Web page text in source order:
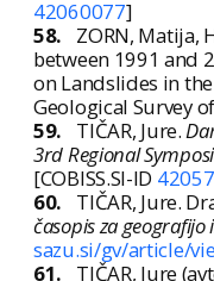
42060077]
58.
ZORN, Matija,
between 1991 and
on Landslides in
Geological Survey
59.
TIČAR, Jure.
3rd Regional
[COBISS.SI-ID
60.
TIČAR, Jure.
časopis za geografijo
sazu.si/gv/article/
61.
TIČAR, Jure